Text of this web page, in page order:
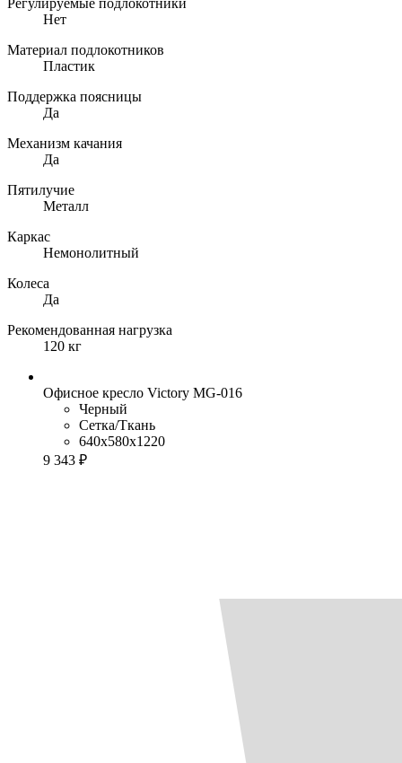
Нет
Материал подлокотников
Пластик
Поддержка поясницы
Да
Механизм качания
Да
Пятилучие
Металл
Каркас
Немонолитный
Колеса
Да
Рекомендованная нагрузка
120 кг
Офисное кресло Victory MG-016
Черный
Сетка/Ткань
640x580x1220
9 343 ₽